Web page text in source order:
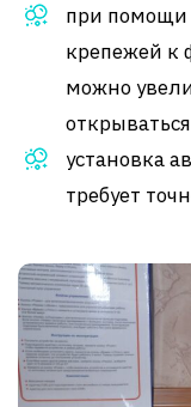
при помощи
крепежей к
можно
установка
требует